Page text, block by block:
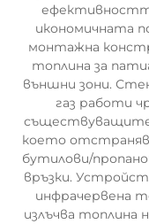
икономичната
монтажна
топлина за
външни зони.
газ работи
съществуващите
което
бутилови/
връзки.
инфрачервена
излъчва топлина